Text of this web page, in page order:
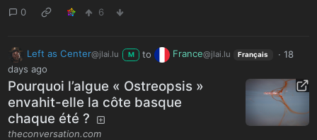
0
6
Left as Center@jlai.lu M to France@jlai.lu Français ·18
days ago
Pourquoi l’algue « Ostreopsis »
envahit-elle la côte basque
chaque été ?
theconversation.com